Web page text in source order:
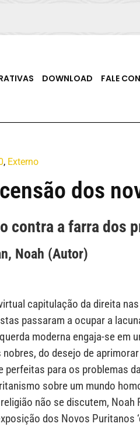
DOWNLOAD FALE
, Externo
dos
contra a farra dos
Noah (Autor)
capitulação da direita
passaram a ocupar a
moderna engaja-se em
do desejo de
perfeitas para os problemas
sobre um mundo
não se discutem,
dos Novos Puritanos